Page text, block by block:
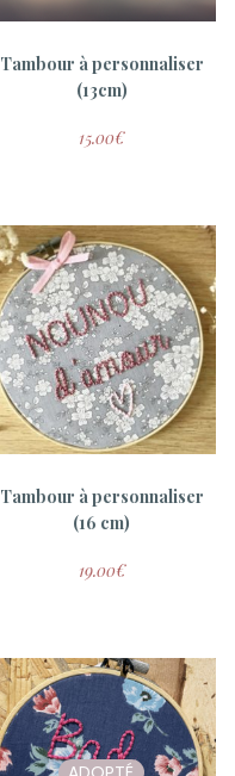
Tambour à personnaliser
(13cm)
15.00€
Tambour à personnaliser
(16 cm)
19.00€